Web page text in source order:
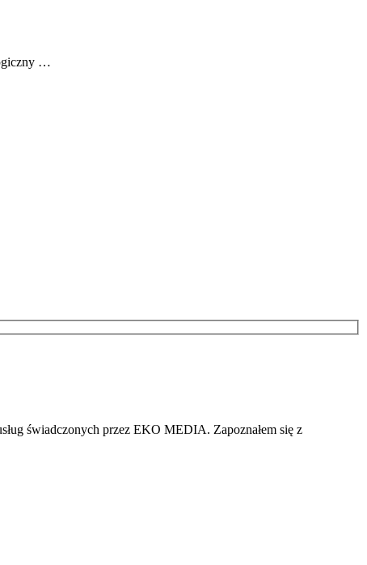
…
świadczonych przez EKO MEDIA. Zapoznałem się z